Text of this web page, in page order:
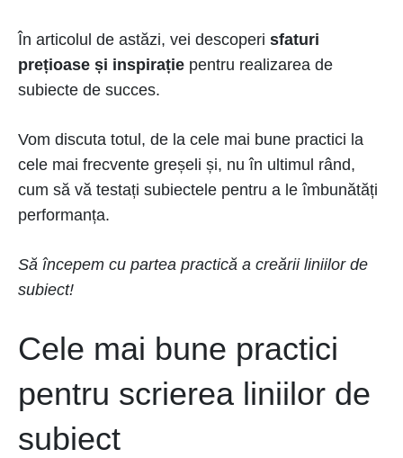
În articolul de astăzi, vei descoperi sfaturi
prețioase și inspirație pentru realizarea de
subiecte de succes.
Vom discuta totul, de la cele mai bune practici la
cele mai frecvente greșeli și, nu în ultimul rând,
cum să vă testați subiectele pentru a le îmbunătăți
performanța.
Să începem cu partea practică a creării liniilor de
subiect!
Cele mai bune practici
pentru scrierea liniilor de
subiect